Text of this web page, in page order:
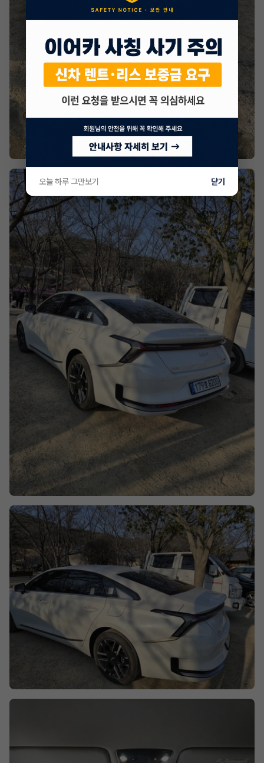
오늘 하루 그만보기 닫기